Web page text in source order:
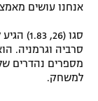
אנחנו עושים
סגו (26,
סרביה וגרמניה.
למשחק.